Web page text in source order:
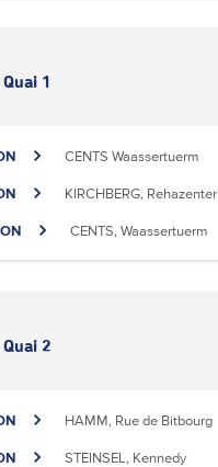
1
CENTS Waassertuerm
KIRCHBERG, Rehazenter
CENTS, Waassertuerm
2
HAMM, Rue de Bitbourg
STEINSEL, Kennedy